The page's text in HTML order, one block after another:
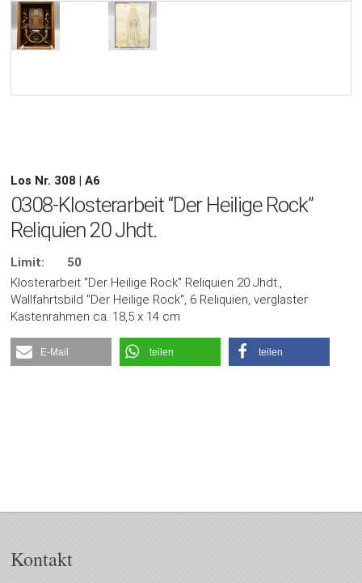
Los Nr. 308 | A6
0308-Klosterarbeit “Der Heilige Rock”
Reliquien 20 Jhdt.
Limit:
50
Klosterarbeit "Der Heilige Rock" Reliquien 20 Jhdt.,
Wallfahrtsbild "Der Heilige Rock", 6 Reliquien, verglaster
Kastenrahmen ca. 18,5 x 14 cm
E-Mail teilen teilen
Kontakt